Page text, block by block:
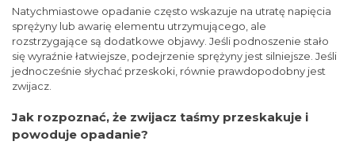
Natychmiastowe opadanie często wskazuje na utratę napięcia
sprężyny lub awarię elementu utrzymującego, ale
rozstrzygające są dodatkowe objawy. Jeśli podnoszenie stało
się wyraźnie łatwiejsze, podejrzenie sprężyny jest silniejsze. Jeśli
jednocześnie słychać przeskoki, równie prawdopodobny jest
zwijacz.
Jak rozpoznać, że zwijacz taśmy przeskakuje i
powoduje opadanie?